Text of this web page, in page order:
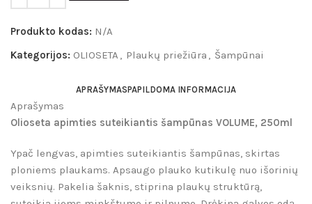
Produkto kodas: N/A
Kategorijos: OLIOSETA , Plaukų priežiūra , Šampūnai
APRAŠYMASPAPILDOMA INFORMACIJA
Aprašymas
Olioseta apimties suteikiantis šampūnas VOLUME, 250ml
Ypač lengvas, apimties suteikiantis šampūnas, skirtas
ploniems plaukams. Apsaugo plauko kutikulę nuo išorinių
veiksnių. Pakelia šaknis, stiprina plaukų struktūrą,